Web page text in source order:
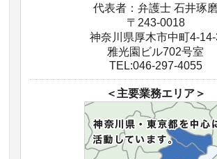
代表者：弁護士 石井琢磨
〒243-0018
神奈川県厚木市中町4-
雅光園ビル702号室
TEL:046-297-4055
＜主要業務エリア＞